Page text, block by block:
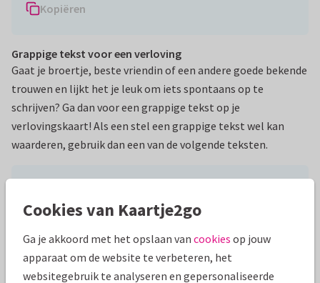
Kopiëren
Grappige tekst voor een verloving
Gaat je broertje, beste vriendin of een andere goede bekende
trouwen en lijkt het je leuk om iets spontaans op te
schrijven? Ga dan voor een grappige tekst op je
verlovingskaart! Als een stel een grappige tekst wel kan
waarderen, gebruik dan een van de volgende teksten.
Cookies van Kaartje2go
Ga je akkoord met het opslaan van cookies op jouw
apparaat om de website te verbeteren, het
websitegebruik te analyseren en gepersonaliseerde